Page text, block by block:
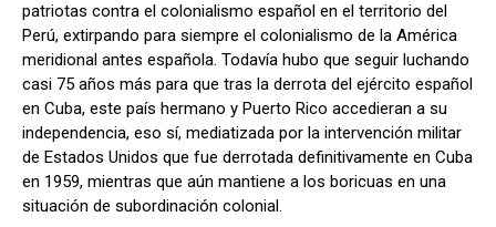
patriotas contra el colonialismo español en el territorio del
Perú, extirpando para siempre el colonialismo de la América
meridional antes española. Todavía hubo que seguir luchando
casi 75 años más para que tras la derrota del ejército español
en Cuba, este país hermano y Puerto Rico accedieran a su
independencia, eso sí, mediatizada por la intervención militar
de Estados Unidos que fue derrotada definitivamente en Cuba
en 1959, mientras que aún mantiene a los boricuas en una
situación de subordinación colonial.